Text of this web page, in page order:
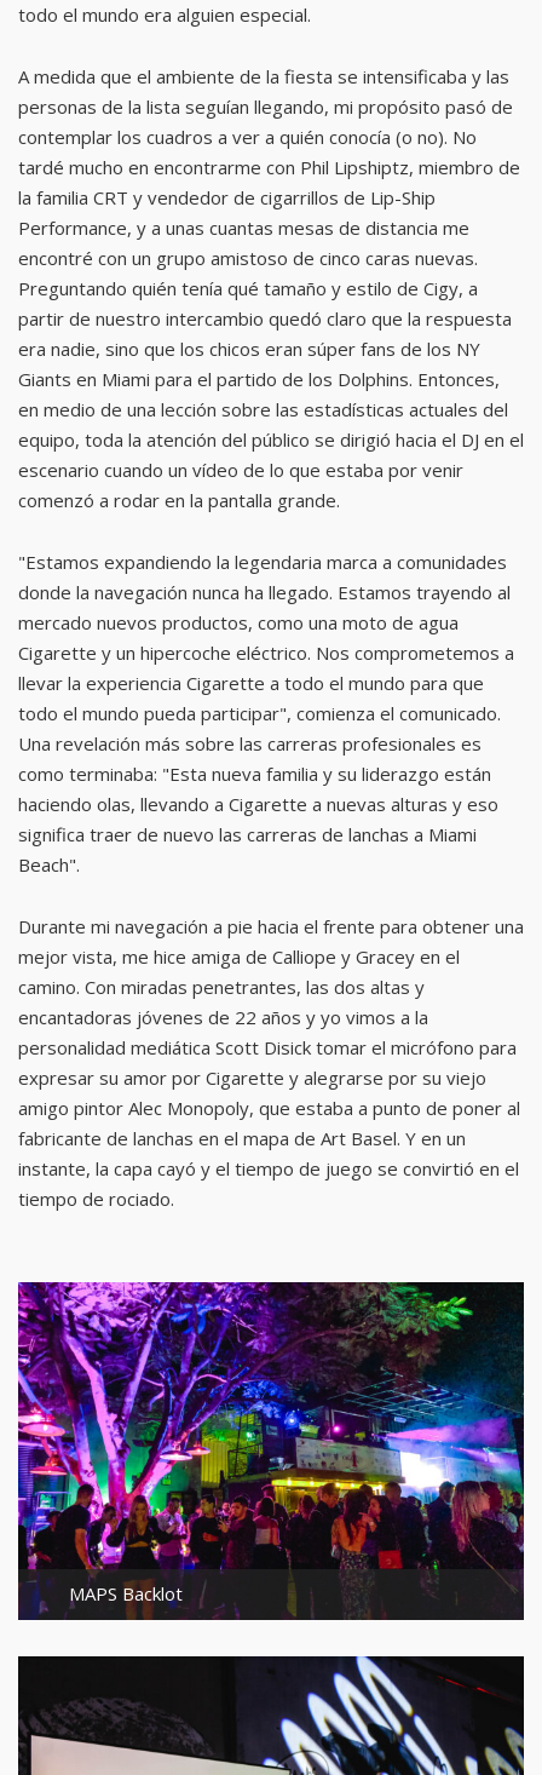
todo el mundo era alguien especial.
A medida que el ambiente de la fiesta se intensificaba y las
personas de la lista seguían llegando, mi propósito pasó de
contemplar los cuadros a ver a quién conocía (o no). No
tardé mucho en encontrarme con Phil Lipshiptz, miembro de
la familia CRT y vendedor de cigarrillos de Lip-Ship
Performance, y a unas cuantas mesas de distancia me
encontré con un grupo amistoso de cinco caras nuevas.
Preguntando quién tenía qué tamaño y estilo de Cigy, a
partir de nuestro intercambio quedó claro que la respuesta
era nadie, sino que los chicos eran súper fans de los NY
Giants en Miami para el partido de los Dolphins. Entonces,
en medio de una lección sobre las estadísticas actuales del
equipo, toda la atención del público se dirigió hacia el DJ en el
escenario cuando un vídeo de lo que estaba por venir
comenzó a rodar en la pantalla grande.
"Estamos expandiendo la legendaria marca a comunidades
donde la navegación nunca ha llegado. Estamos trayendo al
mercado nuevos productos, como una moto de agua
Cigarette y un hipercoche eléctrico. Nos comprometemos a
llevar la experiencia Cigarette a todo el mundo para que
todo el mundo pueda participar", comienza el comunicado.
Una revelación más sobre las carreras profesionales es
como terminaba: "Esta nueva familia y su liderazgo están
haciendo olas, llevando a Cigarette a nuevas alturas y eso
significa traer de nuevo las carreras de lanchas a Miami
Beach".
Durante mi navegación a pie hacia el frente para obtener una
mejor vista, me hice amiga de Calliope y Gracey en el
camino. Con miradas penetrantes, las dos altas y
encantadoras jóvenes de 22 años y yo vimos a la
personalidad mediática Scott Disick tomar el micrófono para
expresar su amor por Cigarette y alegrarse por su viejo
amigo pintor Alec Monopoly, que estaba a punto de poner al
fabricante de lanchas en el mapa de Art Basel. Y en un
instante, la capa cayó y el tiempo de juego se convirtió en el
tiempo de rociado.
MAPS Backlot